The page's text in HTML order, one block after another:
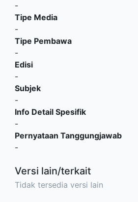
-
Tipe Media
-
Tipe Pembawa
-
Edisi
-
Subjek
-
Info Detail Spesifik
-
Pernyataan Tanggungjawab
-
Versi lain/terkait
Tidak tersedia versi lain